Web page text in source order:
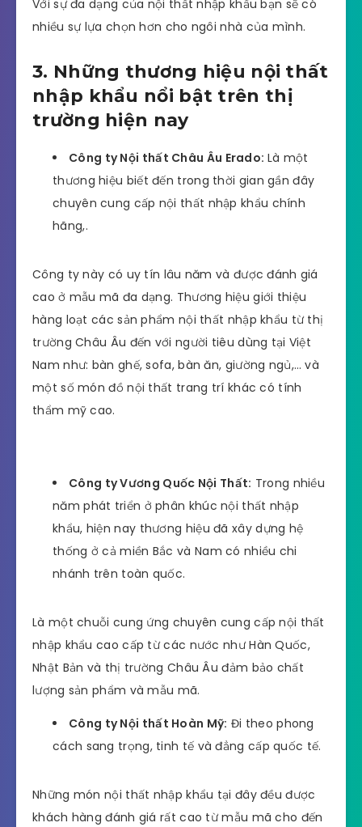
hàng.
quốc tế:Khi lựa chọn nội thất nhập khẩu bạn
sẽ không cần băn khoăn đến tính thẩm mỹ bởi
chúng đều được các kiến trúc sư có kinh
nghiệm tại nước ngoài thiết kế.
Ngoài ra để phù hợp với việc sử dụng của nhiều
khách hàng mà nó được nâng cao ở công năng,
Với sự đa dạng của nội thất nhập khẩu bạn sẽ có
nhiều sự lựa chọn hơn cho ngôi nhà của mình.
3. Những thương hiệu nội thất
nhập khẩu nổi bật trên thị
Công ty Nội thất Châu Âu Erado: Là một
thương hiệu biết đến trong thời gian gần đây
chuyên cung cấp nội thất nhập khẩu chính
hãng,.
Công ty này có uy tín lâu năm và được đánh giá
hàng loạt các sản phẩm nội thất nhập khẩu từ thị
trường Châu Âu đến với người tiêu dùng tại Việt